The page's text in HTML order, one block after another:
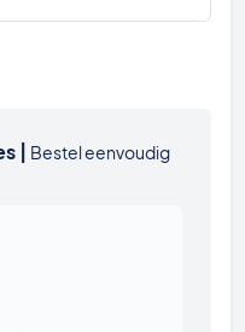
| Bestel eenvoudig